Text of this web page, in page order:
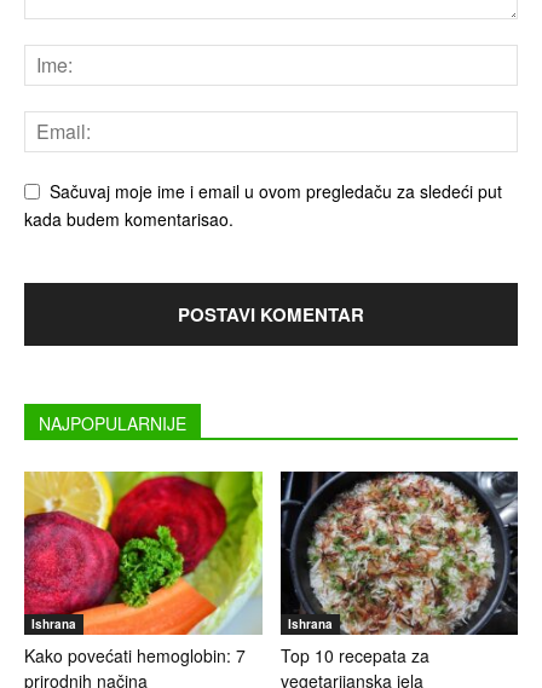
Sačuvaj moje ime i email u ovom pregledaču za sledeći put
kada budem komentarisao.
NAJPOPULARNIJE
Ishrana
Kako povećati hemoglobin: 7
prirodnih načina
Ishrana
Top 10 recepata za
vegetarijanska jela